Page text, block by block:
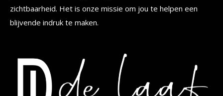
zichtbaarheid. Het is onze missie om jou te helpen een
blijvende indruk te maken.